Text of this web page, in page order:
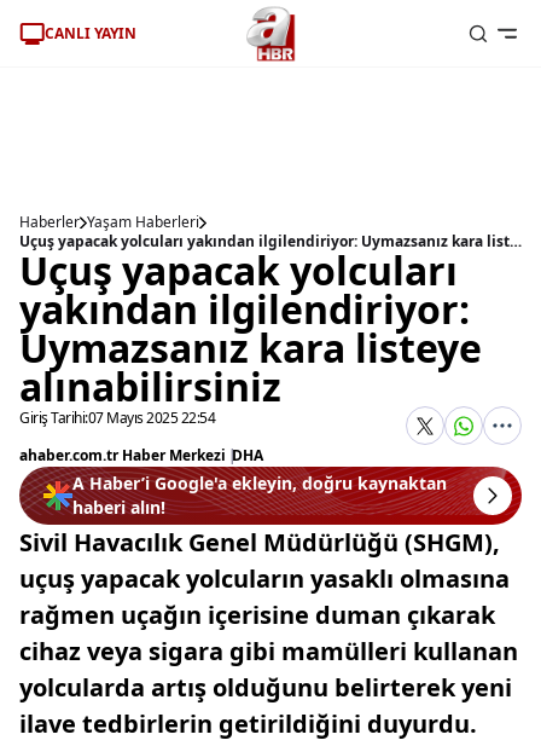
CANLI YAYIN
Haberler Yaşam Haberleri
Uçuş yapacak yolcuları yakından ilgilendiriyor: Uymazsanız kara listeye alınabilirsiniz
Uçuş yapacak yolcuları
yakından ilgilendiriyor:
Uymazsanız kara listeye
alınabilirsiniz
Giriş Tarihi:07 Mayıs 2025 22:54
ahaber.com.tr Haber Merkezi |DHA
A Haber’i Google'a ekleyin, doğru kaynaktan
haberi alın!
Sivil Havacılık Genel Müdürlüğü (SHGM),
uçuş yapacak yolcuların yasaklı olmasına
rağmen uçağın içerisine duman çıkarak
cihaz veya sigara gibi mamülleri kullanan
yolcularda artış olduğunu belirterek yeni
ilave tedbirlerin getirildiğini duyurdu.